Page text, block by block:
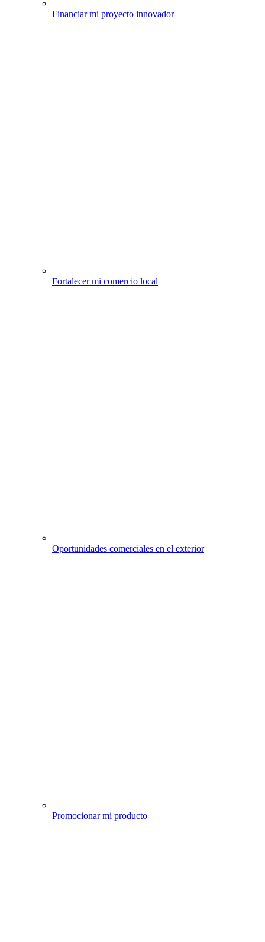
Financiar mi proyecto innovador
Fortalecer mi comercio local
Oportunidades comerciales en el exterior
Promocionar mi producto